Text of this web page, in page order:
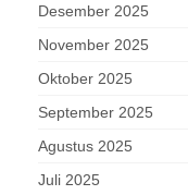
Desember 2025
November 2025
Oktober 2025
September 2025
Agustus 2025
Juli 2025